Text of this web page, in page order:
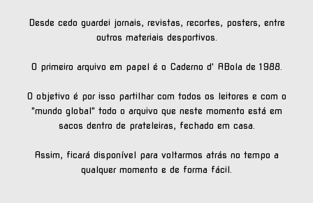
Desde cedo guardei jornais, revistas, recortes, posters, entre
outros materiais desportivos.
O primeiro arquivo em papel é o Caderno d' ABola de 1988.
O objetivo é por isso partilhar com todos os leitores e com o
"mundo global" todo o arquivo que neste momento está em
sacos dentro de prateleiras, fechado em casa.
Assim, ficará disponível para voltarmos atrás no tempo a
qualquer momento e de forma fácil.